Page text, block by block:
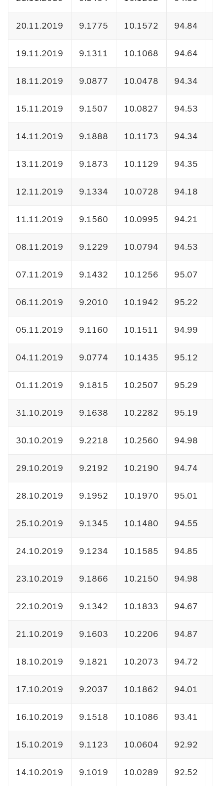
20.11.2019 9.1775 10.1572 94.84
19.11.2019 9.1311 10.1068 94.64
18.11.2019 9.0877 10.0478 94.34
15.11.2019 9.1507 10.0827 94.53
14.11.2019 9.1888 10.1173 94.34
13.11.2019 9.1873 10.1129 94.35
12.11.2019 9.1334 10.0728 94.18
11.11.2019 9.1560 10.0995 94.21
08.11.2019 9.1229 10.0794 94.53
07.11.2019 9.1432 10.1256 95.07
06.11.2019 9.2010 10.1942 95.22
05.11.2019 9.1160 10.1511 94.99
04.11.2019 9.0774 10.1435 95.12
01.11.2019 9.1815 10.2507 95.29
31.10.2019 9.1638 10.2282 95.19
30.10.2019 9.2218 10.2560 94.98
29.10.2019 9.2192 10.2190 94.74
28.10.2019 9.1952 10.1970 95.01
25.10.2019 9.1345 10.1480 94.55
24.10.2019 9.1234 10.1585 94.85
23.10.2019 9.1866 10.2150 94.98
22.10.2019 9.1342 10.1833 94.67
21.10.2019 9.1603 10.2206 94.87
18.10.2019 9.1821 10.2073 94.72
17.10.2019 9.2037 10.1862 94.01
16.10.2019 9.1518 10.1086 93.41
15.10.2019 9.1123 10.0604 92.92
14.10.2019 9.1019 10.0289 92.52